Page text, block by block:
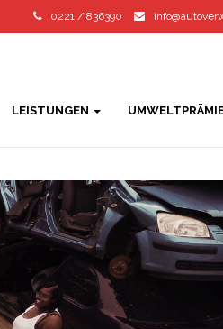
0221 / 836390
LEISTUNGEN